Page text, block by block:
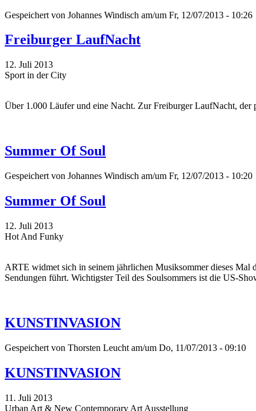
Gespeichert von Johannes Windisch am/um Fr, 12/07/2013 - 10:26
Freiburger LaufNacht
12. Juli 2013
Sport in der City
Über 1.000 Läufer und eine Nacht. Zur Freiburger LaufNacht, der
Summer Of Soul
Gespeichert von Johannes Windisch am/um Fr, 12/07/2013 - 10:20
Summer Of Soul
12. Juli 2013
Hot And Funky
ARTE widmet sich in seinem jährlichen Musiksommer dieses Mal
Sendungen führt. Wichtigster Teil des Soulsommers ist die US-
KUNSTINVASION
Gespeichert von Thorsten Leucht am/um Do, 11/07/2013 - 09:10
KUNSTINVASION
11. Juli 2013
Urban Art & New Contemporary Art Ausstellung